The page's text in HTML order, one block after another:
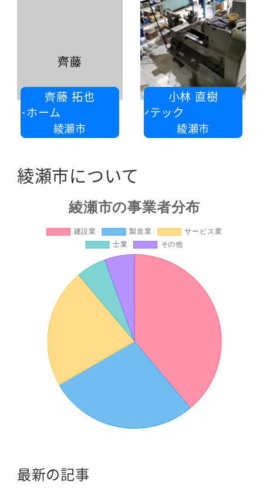
齊藤 拓也
ホーム
綾瀬市
齊藤
小林 直樹
有限会社ファインテック
綾瀬市
綾瀬市について
最新の記事